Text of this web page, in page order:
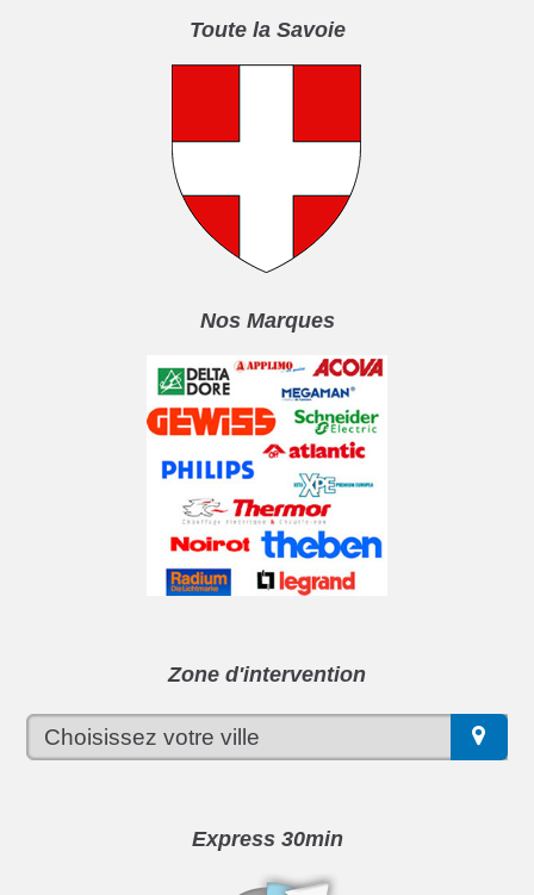
Toute la Savoie
Nos Marques
Zone d'intervention
Express 30min